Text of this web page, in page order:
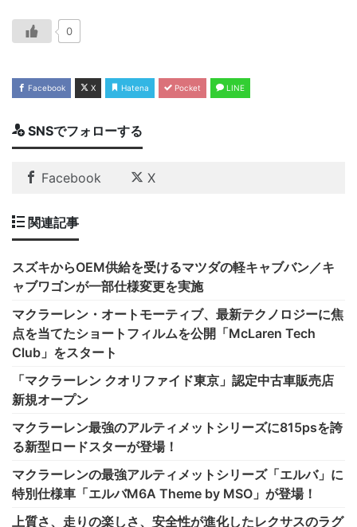
0
Facebook X Hatena Pocket LINE
SNSでフォローする
Facebook X
関連記事
スズキからOEM供給を受けるマツダの軽キャブバン／キ
ャブワゴンが一部仕様変更を実施
マクラーレン・オートモーティブ、最新テクノロジーに焦
点を当てたショートフィルムを公開「McLaren Tech
Club」をスタート
「マクラーレン クオリファイド東京」認定中古車販売店
新規オープン
マクラーレン最強のアルティメットシリーズに815psを誇
る新型ロードスターが登場！
マクラーレンの最強アルティメットシリーズ「エルバ」に
特別仕様車「エルバM6A Theme by MSO」が登場！
上質さ、走りの楽しさ、安全性が進化したレクサスのラグ